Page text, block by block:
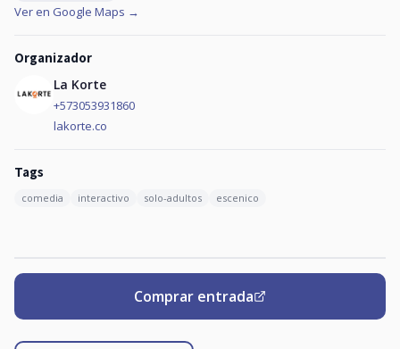
Ver en Google Maps →
Organizador
La Korte
+573053931860
lakorte.co
Tags
comedia interactivo solo-adultos escenico
Comprar entrada